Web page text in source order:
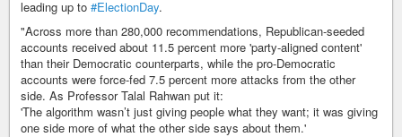
leading up to #ElectionDay.
"Across more than 280,000 recommendations, Republican-seeded
accounts received about 11.5 percent more 'party-aligned content'
than their Democratic counterparts, while the pro-Democratic
accounts were force-fed 7.5 percent more attacks from the other
side. As Professor Talal Rahwan put it:
'The algorithm wasn’t just giving people what they want; it was giving
one side more of what the other side says about them.'